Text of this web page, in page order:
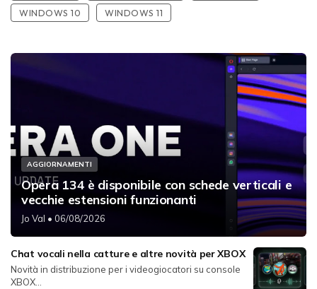
WINDOWS 10 WINDOWS 11
AGGIORNAMENTI
Opera 134 è disponibile con schede verticali e
vecchie estensioni funzionanti
Jo Val • 06/08/2026
Chat vocali nella catture e altre novità per XBOX
Novità in distribuzione per i videogiocatori su console
XBOX...